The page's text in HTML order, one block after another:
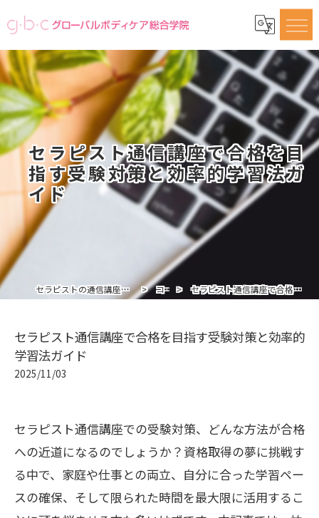
セラピスト通信講座で合格を目
指す受験対策と効率的学習法ガ
イド
セラピストの通信講座ならグローバルボディケア総合学院 コラム セラピスト通信講座で合格を目指す受験対策と効率的学習法ガイド
セラピスト通信講座で合格を目指す受験対策と効率的
学習法ガイド
2025/11/03
セラピスト通信講座での受験対策、どんな方法が合格
への近道になるのでしょうか？資格取得の夢に挑戦す
る中で、家庭や仕事との両立、自分に合った学習ペー
スの確保、そして限られた時間を最大限に活用するこ